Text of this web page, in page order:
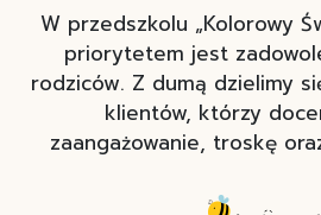
W przedszkolu „Kolorowy
priorytetem jest
rodziców. Z dumą dzielimy
klientów, którzy
zaangażowanie, troskę